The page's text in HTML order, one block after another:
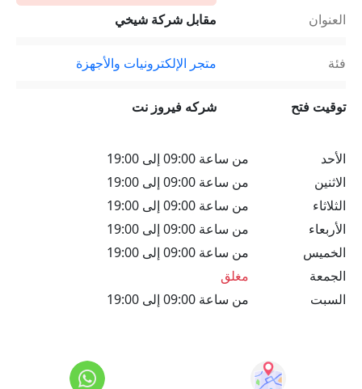
العنوان
مقابل شركة شيخي
فئة متجر الإلكترونيات والأجهزة
توقيت فتح شركه فيروز نت
الأحد
من ساعة 09:00 إلى 19:00
الاثنين
من ساعة 09:00 إلى 19:00
الثلاثاء
من ساعة 09:00 إلى 19:00
الأربعاء
من ساعة 09:00 إلى 19:00
الخميس
من ساعة 09:00 إلى 19:00
الجمعة
مغلق
السبت
من ساعة 09:00 إلى 19:00